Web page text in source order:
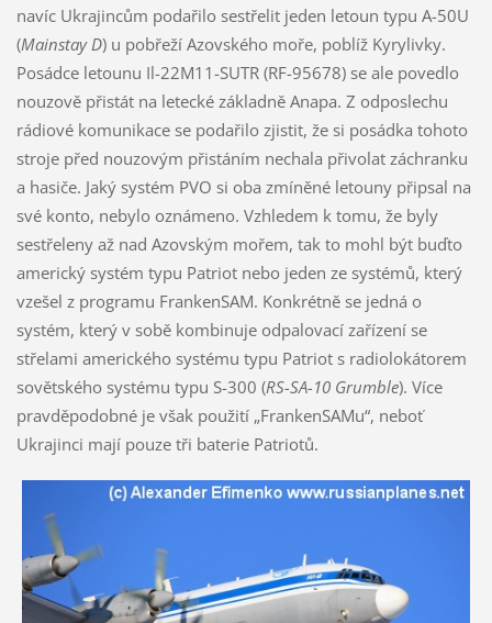
navíc Ukrajincům podařilo sestřelit jeden letoun typu A-50U
(Mainstay D) u pobřeží Azovského moře, poblíž Kyrylivky.
Posádce letounu Il-22M11-SUTR (RF-95678) se ale povedlo
nouzově přistát na letecké základně Anapa. Z odposlechu
rádiové komunikace se podařilo zjistit, že si posádka tohoto
stroje před nouzovým přistáním nechala přivolat záchranku
a hasiče. Jaký systém PVO si oba zmíněné letouny připsal na
své konto, nebylo oznámeno. Vzhledem k tomu, že byly
sestřeleny až nad Azovským mořem, tak to mohl být buďto
americký systém typu Patriot nebo jeden ze systémů, který
vzešel z programu FrankenSAM. Konkrétně se jedná o
systém, který v sobě kombinuje odpalovací zařízení se
střelami amerického systému typu Patriot s radiolokátorem
sovětského systému typu S-300 (RS-SA-10 Grumble). Více
pravděpodobné je však použití „FrankenSAMu“, neboť
Ukrajinci mají pouze tři baterie Patriotů.